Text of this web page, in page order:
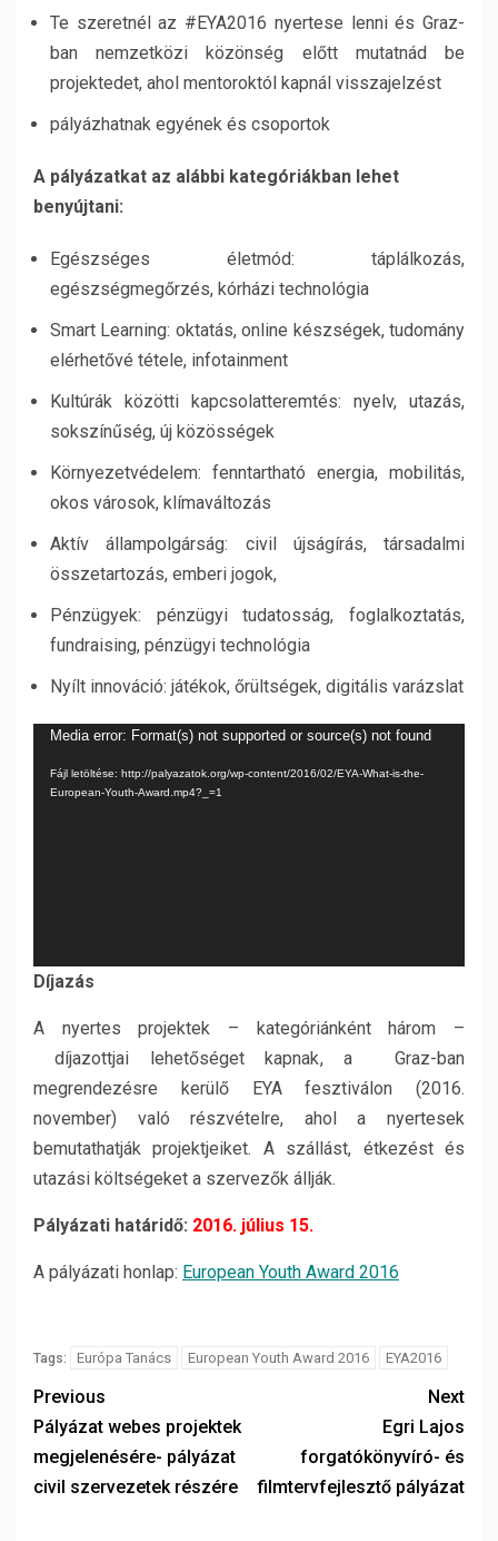
Te szeretnél az #EYA2016 nyertese lenni és Graz-
ban nemzetközi közönség előtt mutatnád be
projektedet, ahol mentoroktól kapnál visszajelzést
pályázhatnak egyének és csoportok
A pályázatkat az alábbi kategóriákban lehet
benyújtani:
Egészséges életmód: táplálkozás,
egészségmegőrzés, kórházi technológia
Smart Learning: oktatás, online készségek, tudomány
elérhetővé tétele, infotainment
Kultúrák közötti kapcsolatteremtés: nyelv, utazás,
sokszínűség, új közösségek
Környezetvédelem: fenntartható energia, mobilitás,
okos városok, klímaváltozás
Aktív állampolgárság: civil újságírás, társadalmi
összetartozás, emberi jogok,
Pénzügyek: pénzügyi tudatosság, foglalkoztatás,
fundraising, pénzügyi technológia
Nyílt innováció: játékok, őrültségek, digitális varázslat
Videólejátszó
Media error: Format(s) not supported or source(s) not found
Fájl letöltése: http://palyazatok.org/wp-content/2016/02/EYA-What-is-the-
European-Youth-Award.mp4?_=1
Díjazás
A nyertes projektek – kategóriánként három –
díjazottjai lehetőséget kapnak, a Graz-ban
megrendezésre kerülő EYA fesztiválon (2016.
november) való részvételre, ahol a nyertesek
bemutathatják projektjeiket. A szállást, étkezést és
utazási költségeket a szervezők állják.
Pályázati határidő: 2016. július 15.
A pályázati honlap: European Youth Award 2016
Tags: Európa Tanács European Youth Award 2016 EYA2016
Previous
Pályázat webes projektek
megjelenésére- pályázat
civil szervezetek részére
Next
Egri Lajos
forgatókönyvíró- és
filmtervfejlesztő pályázat